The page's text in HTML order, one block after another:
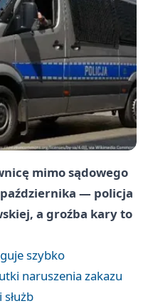
mimo sądowego
— policja
a groźba kary to
szybko
naruszenia zakazu